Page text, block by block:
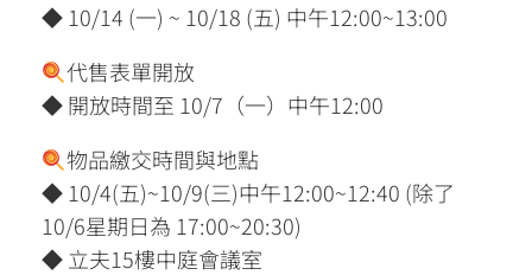
◆ 10/14 (一) ~ 10/18 (五) 中午12:00~13:00
代售表單開放
◆ 開放時間至 10/7（一）中午12:00
物品繳交時間與地點
◆ 10/4(五)~10/9(三)中午12:00~12:40 (除了
10/6星期日為 17:00~20:30)
◆ 立夫15樓中庭會議室